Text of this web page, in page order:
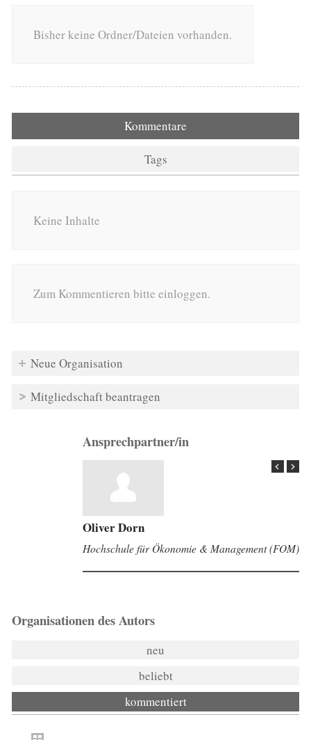
Bisher keine Ordner/Dateien vorhanden.
Kommentare
Tags
Keine Inhalte
Zum Kommentieren bitte einloggen.
Neue Organisation
Mitgliedschaft beantragen
Ansprechpartner/in
Oliver Dorn
Hochschule für Ökonomie & Management (FOM)
Organisationen des Autors
neu
beliebt
kommentiert